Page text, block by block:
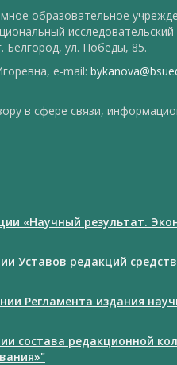
образовательное
Белгород, ул. Победы, 85.
e-mail:
в сфере связи,
«Научный результат.
Уставов редакций
Регламента издания
состава редакционной